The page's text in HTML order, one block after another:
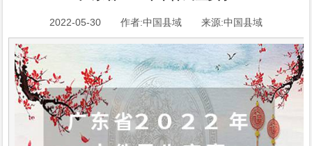
2022-05-30 作者:中国县域 来源:中国县域